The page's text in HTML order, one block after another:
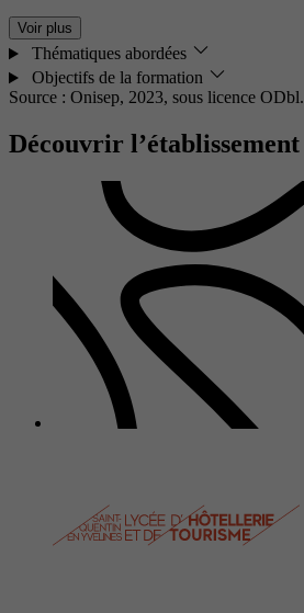
Voir plus
Thématiques abordées
Objectifs de la formation
Source : Onisep, 2023, sous licence ODbl.
Découvrir l’établissement